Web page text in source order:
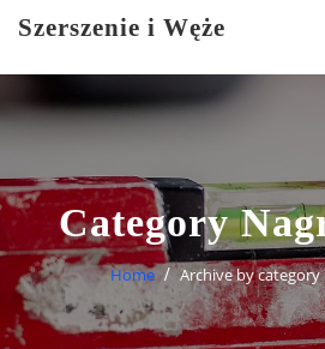
Szerszenie i Węże
Category
Home Archive by